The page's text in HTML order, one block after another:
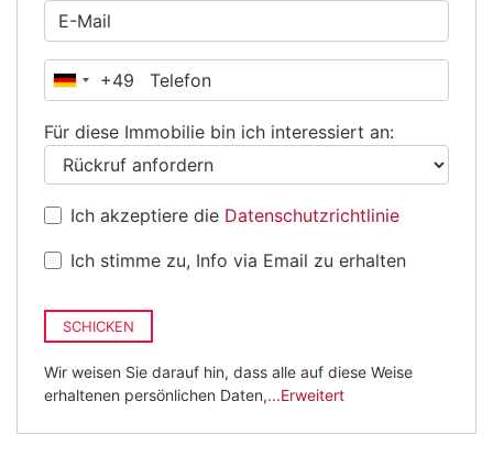
Deutschland
+49
Für diese Immobilie bin ich interessiert an:
Ich akzeptiere die Datenschutzrichtlinie
Ich stimme zu, Info via Email zu erhalten
SCHICKEN
Wir weisen Sie darauf hin, dass alle auf diese Weise
erhaltenen persönlichen Daten,...Erweitert